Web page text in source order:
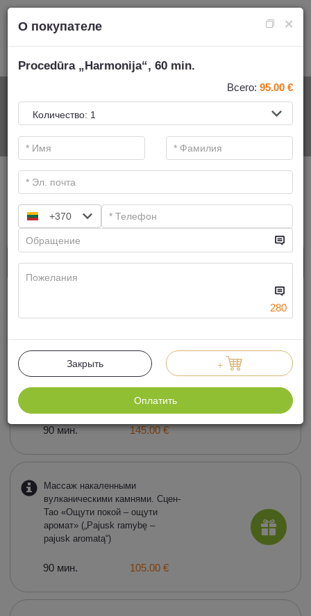
НА СПА-УСЛУГИ
Основные фильтры
Аюрведический
лимфодренажный массаж с
применением лекарственных
растений «Мир красоты –
90 мин. 145.00 €
Массаж накаленными
вулканическими камнями. Сцен-
Тао «Ощути покой – ощути
аромат» („Pajusk ramybę –
pajusk aromatą“)
90 мин. 105.00 €
×
О покупателе
Procedūra „Harmonija“, 60 min.
Всего: 95.00 €
+370
280
Закрыть +
Оплатить